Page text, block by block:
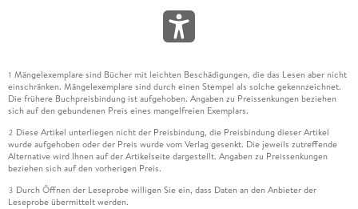
1 Mängelexemplare sind Bücher mit leichten Beschädigungen, die das Lesen aber nicht
einschränken. Mängelexemplare sind durch einen Stempel als solche gekennzeichnet.
Die frühere Buchpreisbindung ist aufgehoben. Angaben zu Preissenkungen beziehen
sich auf den gebundenen Preis eines mangelfreien Exemplars.
2 Diese Artikel unterliegen nicht der Preisbindung, die Preisbindung dieser Artikel
wurde aufgehoben oder der Preis wurde vom Verlag gesenkt. Die jeweils zutreffende
Alternative wird Ihnen auf der Artikelseite dargestellt. Angaben zu Preissenkungen
beziehen sich auf den vorherigen Preis.
3 Durch Öffnen der Leseprobe willigen Sie ein, dass Daten an den Anbieter der
Leseprobe übermittelt werden.